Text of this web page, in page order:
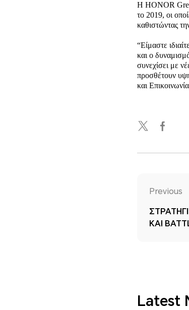
Η ΗONOR
το 2019, οι
καθιστώντας
“Eίμαστε
και ο
συνεχίσει με
προσθέτουν
και
Previous
ΚΑΙ
Latest